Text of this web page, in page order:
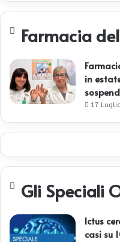
Farmacia
in
17
Gli Speciali
Ictus
casi su